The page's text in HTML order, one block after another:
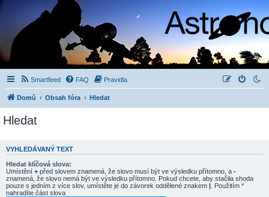
Smartfeed FAQ Pravidla
Domů Obsah fóra Hledat
Hledat
VYHLEDÁVANÝ TEXT
Hledat klíčová slova:
Umístění + před slovem znamená, že slovo musí být ve výsledku přítomno, a -
znamená, že slovo nemá být ve výsledku přítomno. Pokud chcete, aby stačila shoda
pouze s jedním z více slov, umístěte je do závorek oddělené znakem | . Použitím *
nahradíte část slova